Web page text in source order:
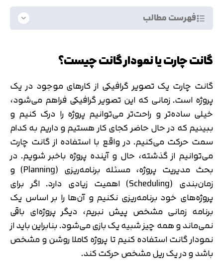
فهرست مطالب
گانت چارت یا نمودار گانت چیست؟
گانت چارت یک تصویر گرافیکی از کارهای موجود در یک
پروژه است. زمانی که این تصویر گرافیکی فراهم می‌شود،
خیلی ساده‌تر و راحت‌تر می‌توانیم پروژه را درک کنیم و
ببینیم که در حال حاضر کجای کار هستیم و داریم به کدام
سمت حرکت می‌کنیم. در واقع با استفاده از گانت چارت
می‌توانیم از گذشته، حال و آینده پروژه باخبر شویم. در
بحث مدیریت پروژه، مسئله برنامه‌ریزی (Planning) و
زمان‌بندی (Scheduling) اهمیت زیادی دارد. اگر برای
پروژه‌های خود برنامه‌ریزی نکنیم و آن‌ها را بر اساس یک
برنامه زمانی مشخص پیش نبریم، دیگر پروژه‌ای باقی
نمی‌ماند و همه چیز شبیه یک بازی می‌شود. بنابراین باید از
نمودار گانت استفاده کنیم تا پروژه کاملا روشن و مشخص
باشد و در یک ریل مشخص حرکت کند.